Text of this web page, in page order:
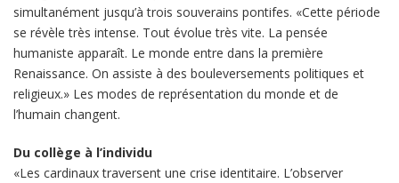
simultanément jusqu’à trois souverains pontifes. «Cette période
se révèle très intense. Tout évolue très vite. La pensée
humaniste apparaît. Le monde entre dans la première
Renaissance. On assiste à des bouleversements politiques et
religieux.» Les modes de représentation du monde et de
l’humain changent.
Du collège à l’individu
«Les cardinaux traversent une crise identitaire. L’observer